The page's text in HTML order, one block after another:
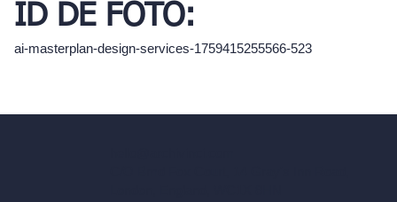
ID DE FOTO:
ai-masterplan-design-services-1759415255566-523